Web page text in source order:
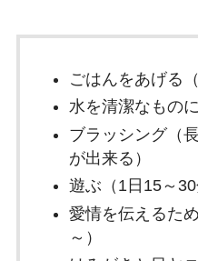
ごはんをあげる
水を清潔なもの
ブラッシング（
が出来る）
遊ぶ（1日15～30
愛情を伝えるた
～）